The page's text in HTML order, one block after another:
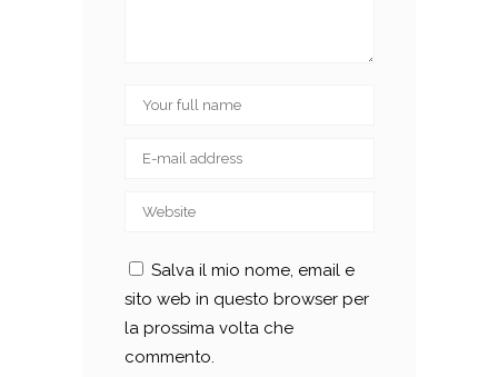
Salva il mio nome, email e
sito web in questo browser per
la prossima volta che
commento.